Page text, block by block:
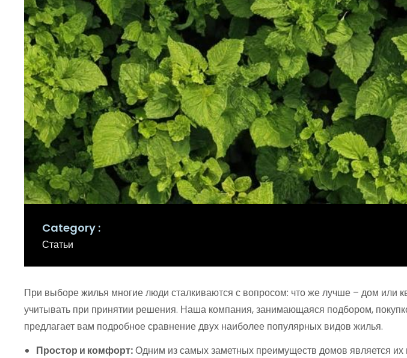
Category
Статьи
При выборе жилья многие люди сталкиваются с вопросом: что же лучше – дом или
учитывать при принятии решения. Наша компания, занимающаяся подбором,
предлагает вам подробное сравнение двух наиболее популярных видов жилья.
Простор и комфорт:Одним из самых заметных преимуществ домов является